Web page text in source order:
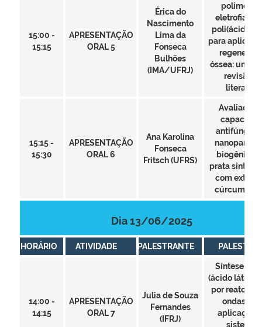
15:00 -
15:15
APRESENTAÇÃO
ORAL 5
Érica do
Nascimento
Lima da
Fonseca
Bulhões
(IMA/UFRJ)
eletrofiadas
poli(ácido
para
óssea: uma
revisão
literatura
15:15 -
15:30
APRESENTAÇÃO
ORAL 6
Ana Karolina
Fonseca
Fritsch (UFRS)
Avaliação
antifúngica
biogênicas
prata
com extrato
cúrcuma
Dia 13/06/2025
HORÁRIO ATIVIDADE PALESTRANTE PALESTRA
14:00 -
14:15
APRESENTAÇÃO
ORAL 7
Julia de Souza
Fernandes
(IFRJ)
Síntese de
(ácido lático)
por reator
ondas
aplicação
sistemas